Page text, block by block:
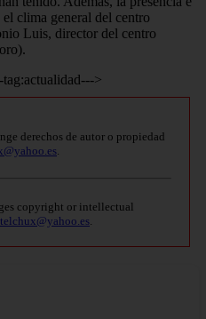
clima general del centro
Luis, director del centro
tag:actualidad--->
derechos de autor o propiedad
copyright or intellectual